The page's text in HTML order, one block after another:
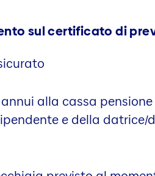
sul certificato di
alla cassa
e della datrice/